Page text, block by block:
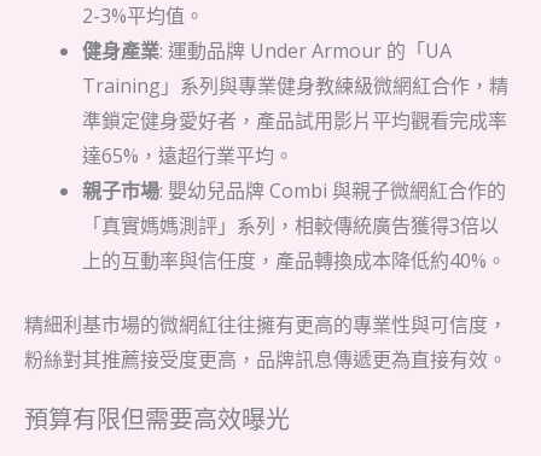
2-3%平均值。
健身產業: 運動品牌 Under Armour 的「UA
Training」系列與專業健身教練級微網紅合作，精
準鎖定健身愛好者，產品試用影片平均觀看完成率
達65%，遠超行業平均。
親子市場: 嬰幼兒品牌 Combi 與親子微網紅合作的
「真實媽媽測評」系列，相較傳統廣告獲得3倍以
上的互動率與信任度，產品轉換成本降低約40%。
精細利基市場的微網紅往往擁有更高的專業性與可信度，
粉絲對其推薦接受度更高，品牌訊息傳遞更為直接有效。
預算有限但需要高效曝光